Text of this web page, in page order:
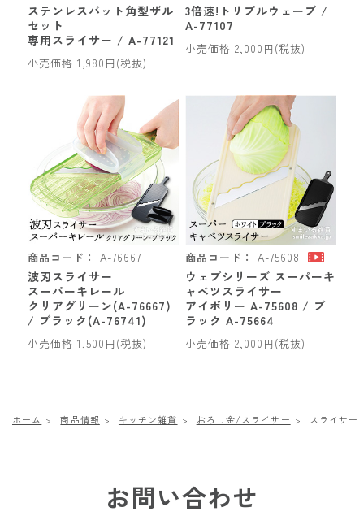
ステンレスバット角型ザル
セット
専用スライサー / A-77121
小売価格 1,980円(税抜)
3倍速!トリプルウェーブ /
A-77107
小売価格 2,000円(税抜)
商品コード： A-76667
波刃スライサー
スーパーキレール
クリアグリーン(A-76667)
/ ブラック(A-76741)
小売価格 1,500円(税抜)
商品コード： A-75608
ウェブシリーズ スーパーキ
ャベツスライサー
アイボリー A-75608 / ブ
ラック A-75664
小売価格 2,000円(税抜)
ホーム 商品情報 キッチン雑貨 おろし金/スライサー スライサー
お問い合わせ